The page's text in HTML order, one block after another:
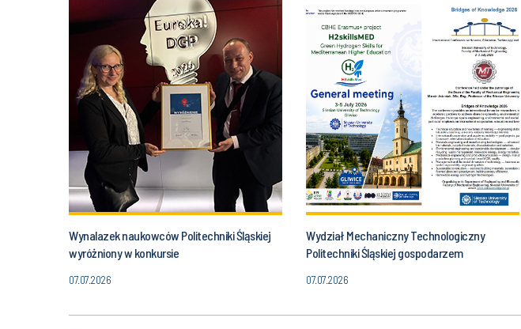
Wynalazek naukowców Politechniki Śląskiej
wyróżniony w konkursie
07.07.2026
Wydział Mechaniczny Technologiczny
Politechniki Śląskiej gospodarzem
poświęconych współpracy akademickiej i
07.07.2026